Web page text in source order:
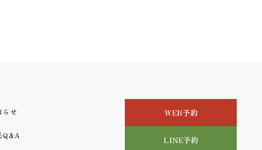
らせ
Q&A
WEB予約
LINE予約